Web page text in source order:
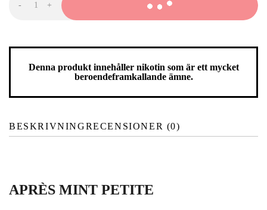
-APRÈS
+
Denna produkt innehåller nikotin som är ett mycket
beroendeframkallande ämne.
BESKRIVNINGRECENSIONER (0)
APRÈS MINT PETITE